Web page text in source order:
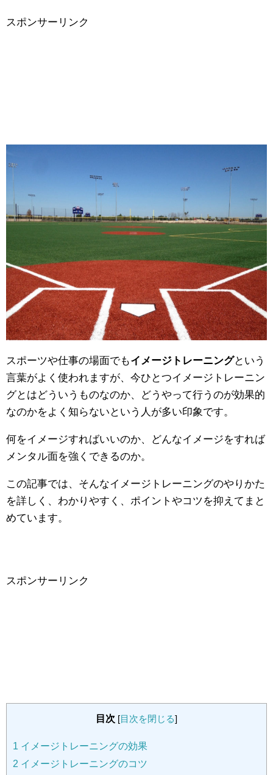
スポンサーリンク
スポーツや仕事の場面でもイメージトレーニングという
言葉がよく使われますが、今ひとつイメージトレーニン
グとはどういうものなのか、どうやって行うのが効果的
なのかをよく知らないという人が多い印象です。
何をイメージすればいいのか、どんなイメージをすれば
メンタル面を強くできるのか。
この記事では、そんなイメージトレーニングのやりかた
を詳しく、わかりやすく、ポイントやコツを抑えてまと
めています。
スポンサーリンク
目次 [目次を閉じる]
1 イメージトレーニングの効果
2 イメージトレーニングのコツ